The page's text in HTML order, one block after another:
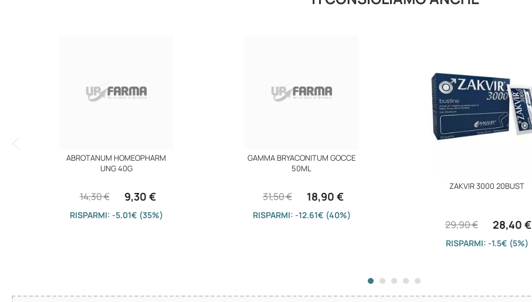
ABROTANUM HOMEOPHARM
UNG 40G
9,30 €
14,30 €
RISPARMI: -5.01€ (35%)
GAMMA BRYACONITUM GOCCE
50ML
18,90 €
31,50 €
RISPARMI: -12.61€ (40%)
ZAKVIR 3000 20BUST
28,40 €
29,90 €
RISPARMI: -1.5€ (5%)